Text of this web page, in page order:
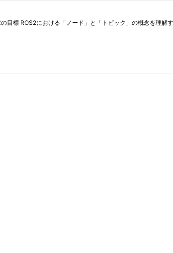
標 ROS2における「ノード」と「トピック」の概念を理解